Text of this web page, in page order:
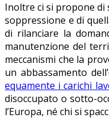
Inoltre ci si propone di
soppressione e di
di rilanciare la
manutenzione del
meccanismi che la
un abbassamento
equamente i carichi
disoccupato o sotto-
l’Europa, né chi si